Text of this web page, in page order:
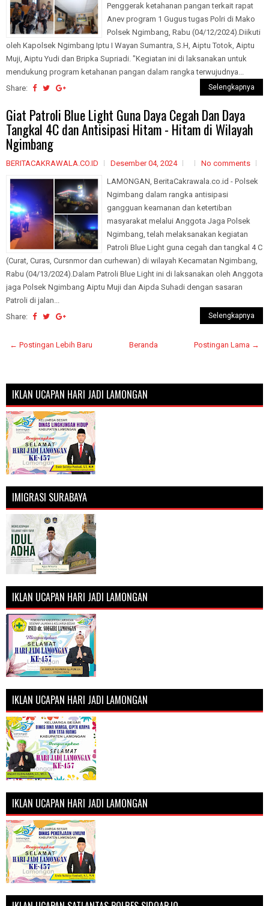
Penggerak ketahanan pangan terkait rapat
Anev program 1 Gugus tugas Polri di Mako
Polsek Ngimbang, Rabu (04/12/2024).Diikuti
oleh Kapolsek Ngimbang Iptu I Wayan Sumantra, S.H, Aiptu Totok, Aiptu
Muji, Aiptu Yudi dan Bripka Supriadi. "Kegiatan ini di laksanakan untuk
mendukung program ketahanan pangan dalam rangka terwujudnya...
Share:
Selengkapnya
Giat Patroli Blue Light Guna Daya Cegah Dan Daya
Tangkal 4C dan Antisipasi Hitam - Hitam di Wilayah
Ngimbang
BERITACAKRAWALA.CO.ID Desember 04, 2024
No comments
LAMONGAN, BeritaCakrawala.co.id - Polsek
Ngimbang dalam rangka antisipasi
gangguan keamanan dan ketertiban
masyarakat melalui Anggota Jaga Polsek
Ngimbang, telah melaksanakan kegiatan
Patroli Blue Light guna cegah dan tangkal 4 C
(Curat, Curas, Cursnmor dan curhewan) di wilayah Kecamatan Ngimbang,
Rabu (04/13/2024).Dalam Patroli Blue Light ini di laksanakan oleh Anggota
jaga Polsek Ngimbang Aiptu Muji dan Aipda Suhadi dengan sasaran
Patroli di jalan...
Share:
Selengkapnya
← Postingan Lebih Baru Postingan Lama →
Beranda
IKLAN UCAPAN HARI JADI LAMONGAN
IMIGRASI SURABAYA
IKLAN UCAPAN HARI JADI LAMONGAN
IKLAN UCAPAN HARI JADI LAMONGAN
IKLAN UCAPAN HARI JADI LAMONGAN